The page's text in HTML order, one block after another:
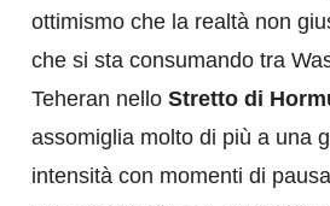
ottimismo che la realtà non
che si sta consumando tra
Teheran nello Stretto di
assomiglia molto di più a una
intensità con momenti di